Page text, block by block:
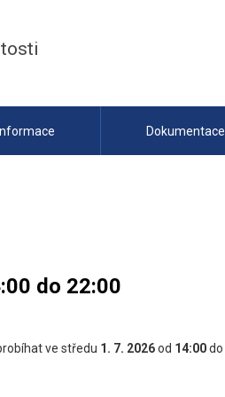
Dokumentace
do 22:00
ve středu 1. 7. 2026od 14:00do